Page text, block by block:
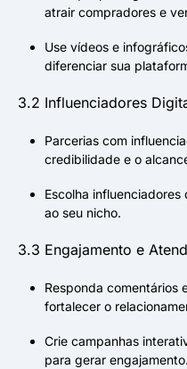
atrair compradores e
Use vídeos e
diferenciar sua
3.2 Influenciadores
Parcerias com
credibilidade e o
Escolha
ao seu nicho.
3.3 Engajamento e
Responda comentários
fortalecer o
Crie campanhas
para gerar engajamento.